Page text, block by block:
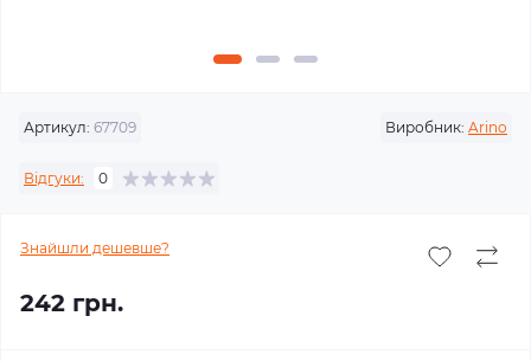
Артикул: 67709 Виробник: Arino
Відгуки: 0
Знайшли дешевше?
242 грн.